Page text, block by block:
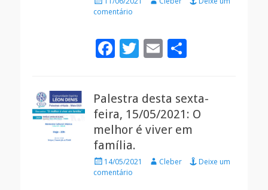
on
comentário
F
b
o
o
k
T
er
E
l e
Palestra desta sexta-
feira, 15/05/2021: O
melhor é viver em
família.
Posted
on
14/05/2021 AutorCleber
Deixe um
comentário